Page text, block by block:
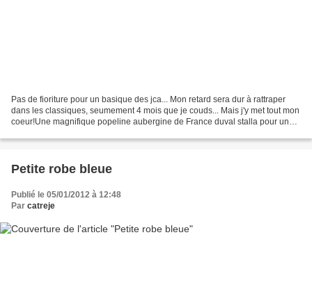
Pas de fioriture pour un basique des jca... Mon retard sera dur à rattraper
dans les classiques, seumement 4 mois que je couds... Mais j'y met tout mon
coeur!Une magnifique popeline aubergine de France duval stalla pour une
Petite robe bleue
Publié le 05/01/2012 à 12:48
Par catreje